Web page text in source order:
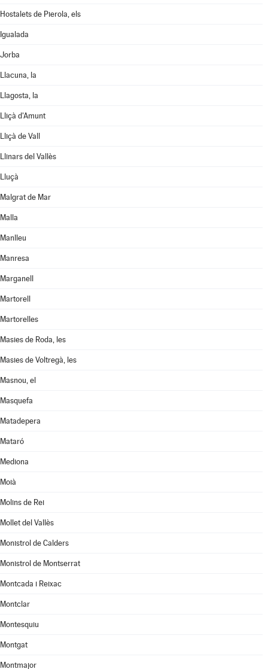
Hostalets de Pierola, els
Igualada
Jorba
Llacuna, la
Llagosta, la
Lliçà d'Amunt
Lliçà de Vall
Llinars del Vallès
Lluçà
Malgrat de Mar
Malla
Manlleu
Manresa
Marganell
Martorell
Martorelles
Masies de Roda, les
Masies de Voltregà, les
Masnou, el
Masquefa
Matadepera
Mataró
Mediona
Moià
Molins de Rei
Mollet del Vallès
Monistrol de Calders
Monistrol de Montserrat
Montcada i Reixac
Montclar
Montesquiu
Montgat
Montmajor